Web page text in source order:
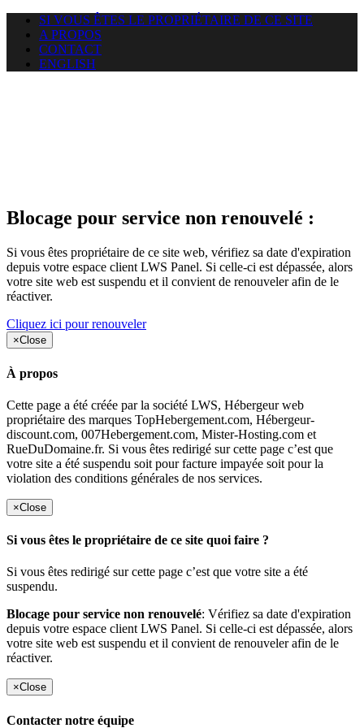
SI VOUS ÊTES LE PROPRIÉTAIRE DE CE SITE
A PROPOS
CONTACT
ENGLISH
Blocage pour service non renouvelé :
Si vous êtes propriétaire de ce site web, vérifiez sa date d'expiration
depuis votre espace client LWS Panel. Si celle-ci est dépassée, alors
votre site web est suspendu et il convient de renouveler afin de le
réactiver.
Cliquez ici pour renouveler
×Close
À propos
Cette page a été créée par la société LWS, Hébergeur web
propriétaire des marques TopHebergement.com, Hébergeur-
discount.com, 007Hebergement.com, Mister-Hosting.com et
RueDuDomaine.fr. Si vous êtes redirigé sur cette page c’est que
votre site a été suspendu soit pour facture impayée soit pour la
violation des conditions générales de nos services.
×Close
Si vous êtes le propriétaire de ce site quoi faire ?
Si vous êtes redirigé sur cette page c’est que votre site a été
suspendu.
Blocage pour service non renouvelé: Vérifiez sa date d'expiration
depuis votre espace client LWS Panel. Si celle-ci est dépassée, alors
votre site web est suspendu et il convient de renouveler afin de le
réactiver.
×Close
Contacter notre équipe